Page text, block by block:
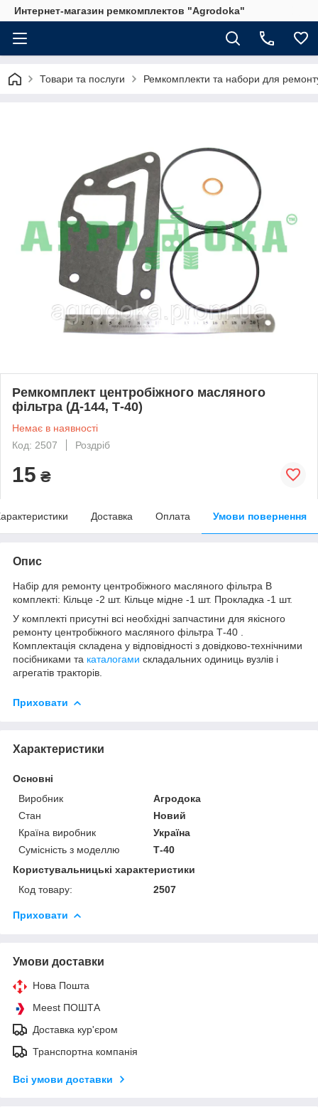
Интернет-магазин ремкомплектов "Agrodoka"
Товари та послуги Ремкомплекти та набори для
Ремкомплект центробіжного масляного
фільтра (Д-144, Т-40)
Немає в наявності
Код: 2507
Роздріб
15 ₴
Доставка Оплата Умови повернення
Опис
Набір для ремонту центробіжного масляного фільтра В
комплекті: Кільце -2 шт. Кільце мідне -1 шт. Прокладка -1 шт.
У комплекті присутні всі необхідні запчастини для якісного
ремонту центробіжного масляного фільтра Т-40 .
Комплектація складена у відповідності з довідково-технічними
посібниками та каталогами складальних одиниць вузлів і
агрегатів тракторів.
Приховати
Характеристики
Основні
Виробник
Агродока
Стан
Новий
Країна виробник
Україна
Сумісність з моделлю
Т-40
Користувальницькі характеристики
Код товару:
2507
Приховати
Умови доставки
Нова Пошта
Meest ПОШТА
Доставка кур'єром
Транспортна компанія
Всі умови доставки